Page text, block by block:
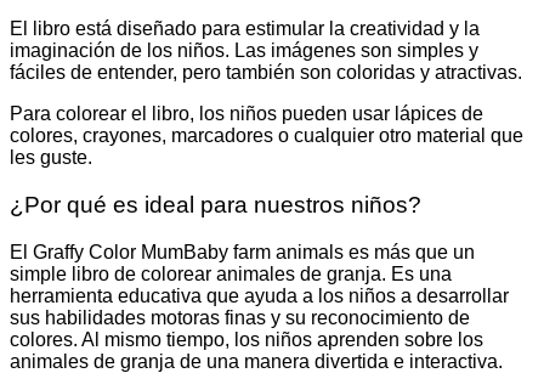
El libro está diseñado para estimular la creatividad y la
imaginación de los niños. Las imágenes son simples y
fáciles de entender, pero también son coloridas y atractivas.
Para colorear el libro, los niños pueden usar lápices de
colores, crayones, marcadores o cualquier otro material que
les guste.
¿Por qué es ideal para nuestros niños?
El Graffy Color MumBaby farm animals es más que un
simple libro de colorear animales de granja. Es una
herramienta educativa que ayuda a los niños a desarrollar
sus habilidades motoras finas y su reconocimiento de
colores. Al mismo tiempo, los niños aprenden sobre los
animales de granja de una manera divertida e interactiva.